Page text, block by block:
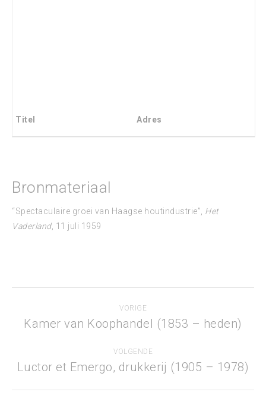
Titel Adres
Bronmateriaal
“Spectaculaire groei van Haagse houtindustrie”, Het
Vaderland, 11 juli 1959
navigation
VORIGE
Previous
Kamer van Koophandel (1853 – heden)
VOLGENDE
Next
Luctor et Emergo, drukkerij (1905 – 1978)